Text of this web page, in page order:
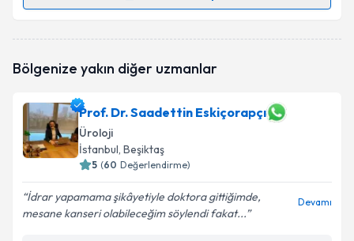
oluşturun. Size bu uzmandan randevu almanız için bir
E-posta Adresiniz
Kişisel verilerimin işlenmesine ilişkinAydınlatma
Metni'ni okudum ve kişisel verilerimin belirtilen
Bölgenize yakın diğer uzmanlar
Prof. Dr. Saadettin Eskiçorapçı
Üroloji
İstanbul, Beşiktaş
5 (60 Değerlendirme)
İdrar yapamama şikâyetiyle doktora gittiğimde,
mesane kanseri olabileceğim söylendi fakat...
Devamı